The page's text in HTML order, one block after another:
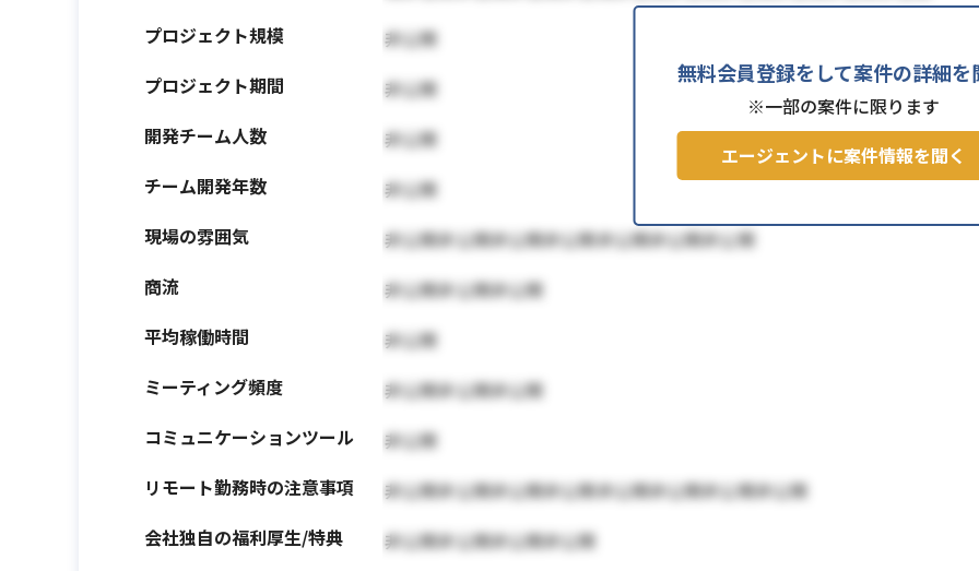
無料会員登録をして案件の詳細を
※一部の案件に限ります
エージェントに案件情報を聞く
プロジェクト規模
非公開
プロジェクト期間
非公開
開発チーム人数
非公開
チーム開発年数
非公開
現場の雰囲気
非公開非公開非公開非公開非公開非公開非公開
商流
非公開非公開非公開
平均稼働時間
非公開
ミーティング頻度
非公開非公開非公開
コミュニケーションツール
非公開
リモート勤務時の注意事項
非公開非公開非公開非公開非公開非公開非公開非公開
会社独自の福利厚生/特典
非公開非公開非公開非公開